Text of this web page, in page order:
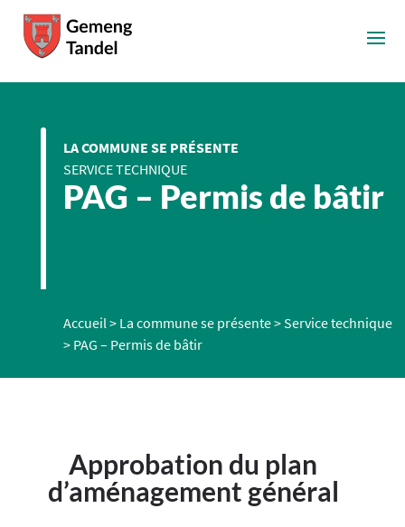
LA COMMUNE SE PRÉSENTE
SERVICE TECHNIQUE
PAG – Permis de bâtir
Accueil> La commune se présente>Service technique
> PAG – Permis de bâtir
Approbation du plan
d’aménagement général